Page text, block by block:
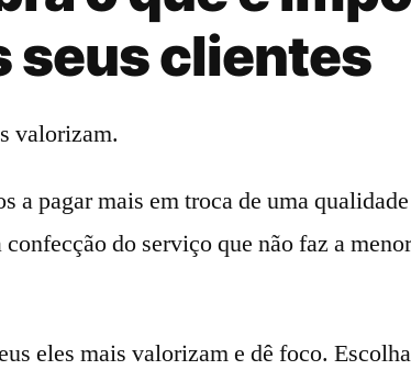
seus clientes
valorizam.
a pagar mais em troca de uma
confecção do serviço que não faz a
eles mais valorizam e dê foco.